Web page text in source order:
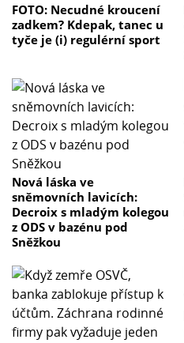
FOTO: Necudné kroucení
zadkem? Kdepak, tanec u
tyče je (i) regulérní sport
Nová láska ve
sněmovních lavicích:
Decroix s mladým kolegou
z ODS v bazénu pod
Sněžkou